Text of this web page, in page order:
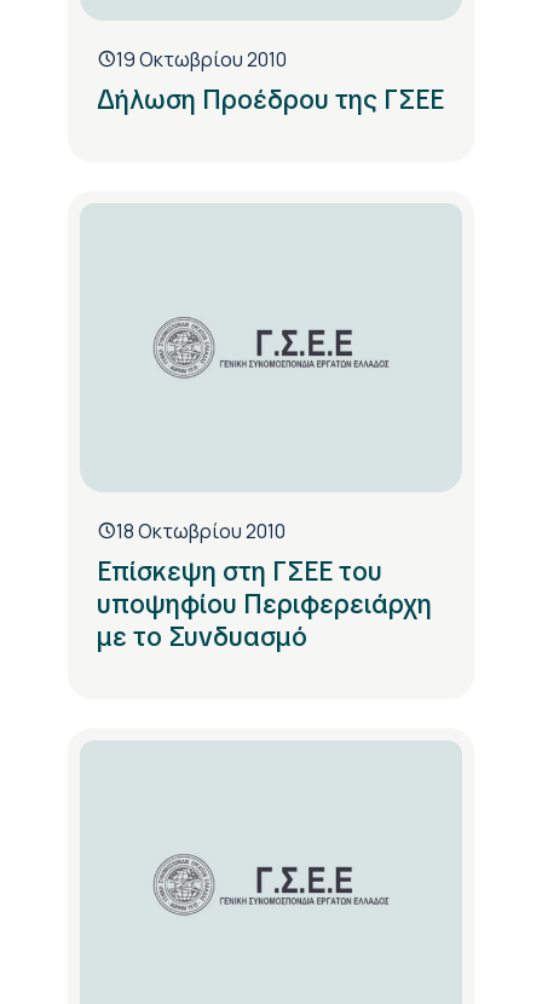
19 Οκτωβρίου 2010
Δήλωση Προέδρου της ΓΣΕΕ
18 Οκτωβρίου 2010
Επίσκεψη στη ΓΣΕΕ του
υποψηφίου Περιφερειάρχη
με το Συνδυασμό